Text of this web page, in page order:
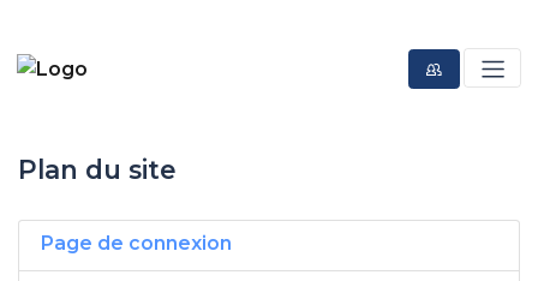
Plan du site
Page de connexion